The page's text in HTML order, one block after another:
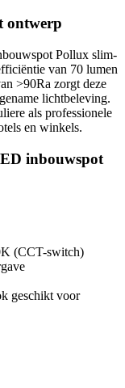
ontwerp
Pollux slim-
van 70 lumen
>90Ra zorgt deze
lichtbeleving.
als professionele
en winkels.
inbouwspot
(CCT-switch)
geschikt voor